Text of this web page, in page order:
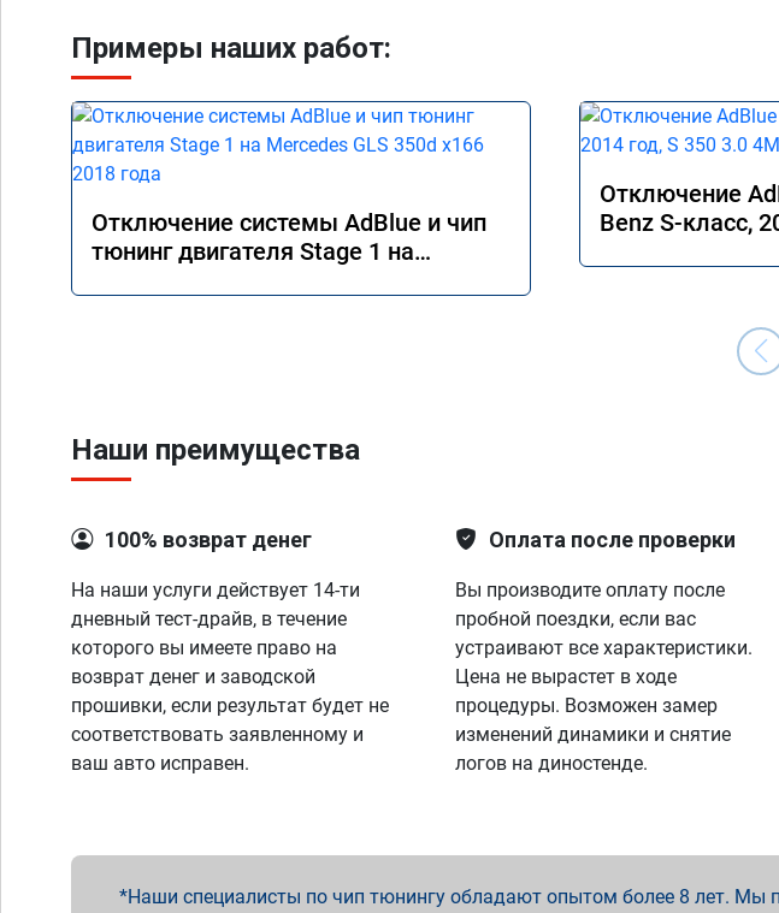
Примеры наших работ:
Отключение системы AdBlue и чип
тюнинг двигателя Stage 1 на
Отключение
Benz S-класс,
Наши преимущества
100% возврат денег
На наши услуги действует 14-ти
дневный тест-драйв, в течение
которого вы имеете право на
возврат денег и заводской
прошивки, если результат будет не
соответствовать заявленному и
ваш авто исправен.
Оплата после проверки
Вы производите оплату после
пробной поездки, если вас
устраивают все характеристики.
Цена не вырастет в ходе
процедуры. Возможен замер
изменений динамики и снятие
логов на диностенде.
Наши специалисты по чип тюнингу обладают опытом более 8 лет. Мы